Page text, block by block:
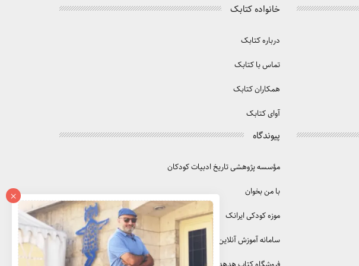
×
خانواده کتابک
درباره کتابک
تماس با کتابک
همکاران کتابک
آوای کتابک
پیوندگاه
مؤسسه پژوهشی تاریخ ادبیات کودکان
با من بخوان
موزه کودکی ایرانک
سامانه آموزش آنلاین آموزک